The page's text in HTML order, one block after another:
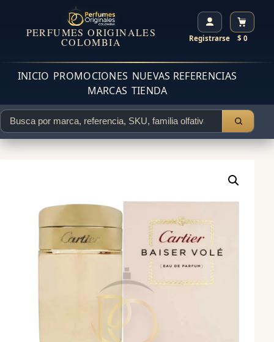
PERFUMES ORIGINALES
COLOMBIA Registrarse $ 0
INICIO PROMOCIONES NUEVAS REFERENCIAS
MARCAS TIENDA